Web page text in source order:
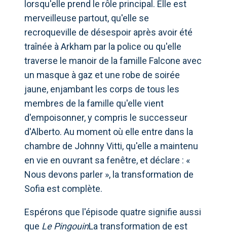
lorsqu'elle prend le rôle principal. Elle est
merveilleuse partout, qu'elle se
recroqueville de désespoir après avoir été
traînée à Arkham par la police ou qu'elle
traverse le manoir de la famille Falcone avec
un masque à gaz et une robe de soirée
jaune, enjambant les corps de tous les
membres de la famille qu'elle vient
d'empoisonner, y compris le successeur
d'Alberto. Au moment où elle entre dans la
chambre de Johnny Vitti, qu'elle a maintenu
en vie en ouvrant sa fenêtre, et déclare : «
Nous devons parler », la transformation de
Sofia est complète.
Espérons que l'épisode quatre signifie aussi
que Le PingouinLa transformation de est